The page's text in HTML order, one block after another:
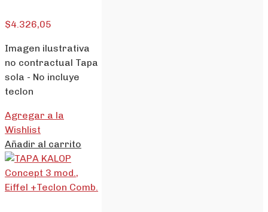
$4.326,05
Imagen ilustrativa
no contractual Tapa
sola - No incluye
teclon
Agregar a la
Wishlist
Añadir al carrito